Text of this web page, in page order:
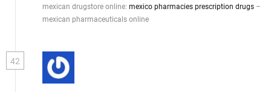
mexican drugstore online: mexico pharmacies prescription drugs –
mexican pharmaceuticals online
42